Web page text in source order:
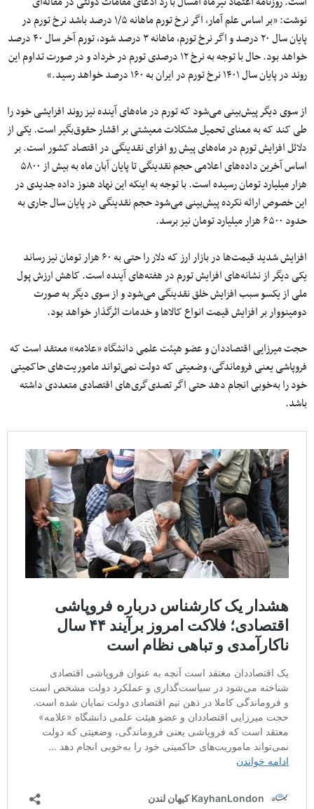
نوشت: «بر اساس علم آمار، اگر نرخ تورم ماهانه ۱/۵ درصد باشد نرخ تورم در
پایان سال ۲۰ درصد و اگر نرخ تورم، ماهانه ۳ درصد شود، تورم آخر سال ۴۰ درصد
خواهد بود. حال با توجه به نرخ ۱۲ درصدی تورم در خرداد و در صورت تداوم این
روند در پایان سال ۱۴۰۱ نرخ تورم در ایران به ۱۶۰ درصد خواهد رسید.»
از سوی دیگر پیش‌بینی می‌شود که تورم در ماه‌های آینده نیز روند افزایشی خود را
طی کند که به معنای تحمیل مشکلات معیشتی بر اقشار حقوق‌بگیر است. یکی از
دلائل افزایش تورم در ماه‌های پیش رو افزای نقدینگی در اقتصاد کشور است. بر
اساس آخرین داده‌های اعلامی حجم نقدینگی تا پایان آبان ماه به بیش از ۵۸۰۰
هزار میلیارد تومان رسیده است. با توجه به اینکه این نهاد هنوز داده جدیدی در
این خصوص ارائه نکرده پیش‌بینی می‌شود حجم نقدینگی در پایان سال جاری به
حدود ۶۵۰۰ هزار میلیارد تومان نیز برسد.
افزایش شدید قیمت‌ها در بازار ارز که دلار را حتی به ۶۰ هزار تومان نیز رساند
یکی دیگر از نشانه‌های افزایش تورم در هفته‌های آینده است. کاهش ارزش پول
ملی از یکسو سبب افزایش خلق نقدینگی می‌شود و از سوی دیگر به صورت
دومینووار بر افزایش قیمت انواع کالاها و خدمات اثرگذار خواهد بود.
حجت میرزایی اقتصاددان و عضو هیئت علمی دانشگاه «علامه» معتقد است که
فروپاشی یعنی فروماندگی، وضعیتی که دولت نمی‌تواند ماموریت‌های حاکمیتی
خود را به‌خوبی انجام دهد حتی اگر تصدی‌گری‌های اقتصادی متعددی داشته
باشد.